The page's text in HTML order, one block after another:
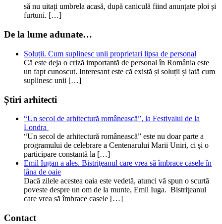
să nu uitați umbrela acasă, după caniculă fiind anunțate ploi și
furtuni. […]
De la lume adunate…
Soluții. Cum suplinesc unii proprietari lipsa de personal
Că este deja o criză importantă de personal în România este
un fapt cunoscut. Interesant este că există și soluții și iată cum
suplinesc unii […]
Știri arhitecti
“Un secol de arhitectură românească”, la Festivalul de la
Londra
“Un secol de arhitectură românească” este nu doar parte a
programului de celebrare a Centenarului Marii Uniri, ci şi o
participare constantă la […]
Emil Iugan a ales. Bistriţeanul care vrea să îmbrace casele în
lâna de oaie
Dacă zilele acestea oaia este vedetă, atunci vă spun o scurtă
poveste despre un om de la munte, Emil Iuga. Bistriţeanul
care vrea să îmbrace casele […]
Contact